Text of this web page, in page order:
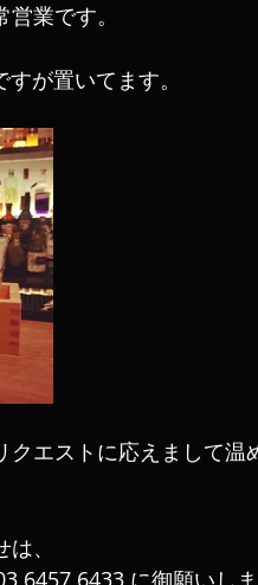
業です。
が置いてます。
クエストに応えまして
、
6457 6433 に御願いし